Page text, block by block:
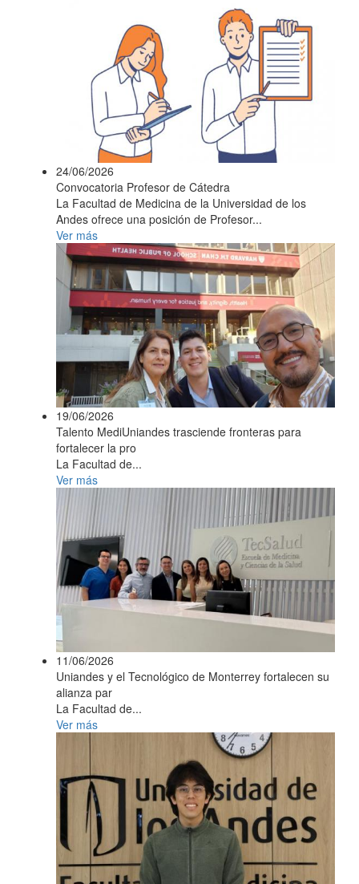
24/06/2026
Convocatoria Profesor de Cátedra
La Facultad de Medicina de la Universidad de los
Andes ofrece una posición de Profesor...
Ver más
19/06/2026
Talento MediUniandes trasciende fronteras para
fortalecer la pro
La Facultad de...
Ver más
11/06/2026
Uniandes y el Tecnológico de Monterrey fortalecen su
alianza par
La Facultad de...
Ver más